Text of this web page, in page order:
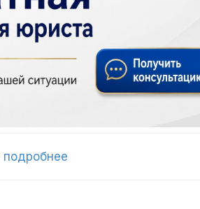
подробнее